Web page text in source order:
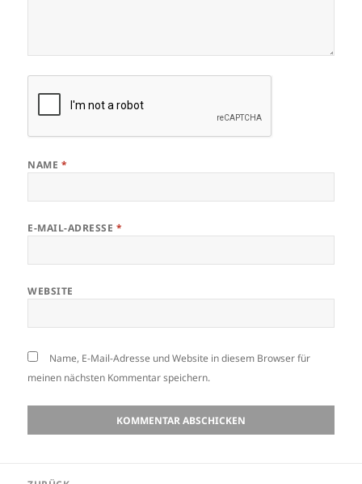
NAME *
E-MAIL-ADRESSE *
WEBSITE
Name, E-Mail-Adresse und Website in diesem Browser für
meinen nächsten Kommentar speichern.